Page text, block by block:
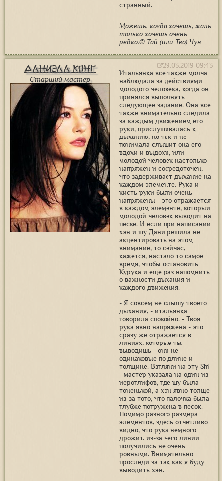
странный.
Можешь, когда хочешь, жаль
только хочешь очень
редко.© Тай (или Тео) Чун
Даниэла Конг
Старший мастер
29.03.2019 09:43
Итальянка все также молча
наблюдала за действиями
молодого человека, когда он
принялся выполнять
следующее задание. Она все
также внимательно следила
за каждым движением его
руки, прислушивалась к
дыханию, но так и не
понимала слышит она его
вдохи и выдохи, или
молодой человек настолько
напряжен и сосредоточен,
что задерживает дыхание на
каждом элементе. Рука и
кисть руки были очень
напряжены - это отражается
в каждом элементе, который
молодой человек выводит на
песке. И если при написании
хэн и шу Дани решила не
акцентировать на этом
внимание, то сейчас,
кажется, настало то самое
время, чтобы остановить
Курука и еще раз напомнить
о важности дыхания и
каждого движения.
- Я совсем не слышу твоего
дыхания, - итальянка
говорила спокойно. - Твоя
рука явно напряжена - это
сразу же отражается в
линиях, которые ты
выводишь - они не
одинаковые по длине и
толщине. Взгляни на эту Shi
- мастер указала на один из
иероглифов, где шу была
тоненькой, а хэн явно толще
из-за того, что палочка была
глубже погружена в песок. -
Помимо разного размера
элементов, здесь отчетливо
видно, что рука немного
дрожит. из-за чего линии
получились не очень
ровными. Внимательно
проследи за так как я буду
выводить хэн.